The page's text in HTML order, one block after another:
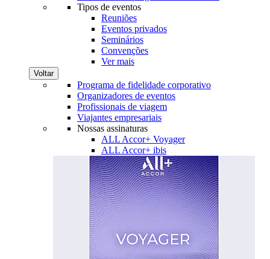
Tipos de eventos
Reuniões
Eventos privados
Seminários
Convenções
Ver mais
Voltar
Programa de fidelidade corporativo
Organizadores de eventos
Profissionais de viagem
Viajantes empresariais
Nossas assinaturas
ALL Accor+ Voyager
ALL Accor+ ibis